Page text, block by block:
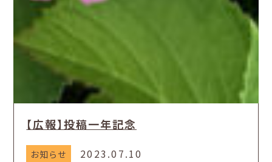
【広報】投稿一年記念
お知らせ 2023.07.10